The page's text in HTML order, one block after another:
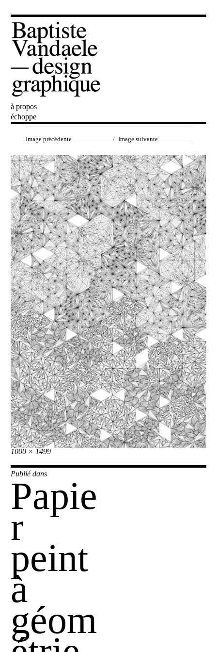
Baptiste Vandaele
à propos
échoppe
Image précédente Image suivante
Taille
réelle
1000 × 1499
Navigation
de
l’article
Publié dans
Papie
r
peint
à
géom